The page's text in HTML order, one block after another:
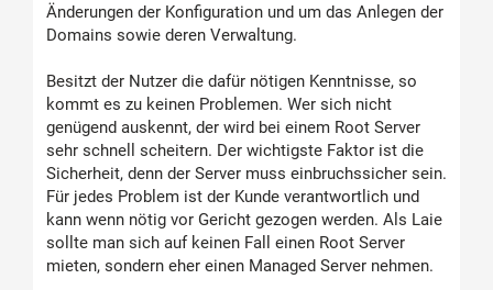
Änderungen der Konfiguration und um das Anlegen der
Domains sowie deren Verwaltung.
Besitzt der Nutzer die dafür nötigen Kenntnisse, so
kommt es zu keinen Problemen. Wer sich nicht
genügend auskennt, der wird bei einem Root Server
sehr schnell scheitern. Der wichtigste Faktor ist die
Sicherheit, denn der Server muss einbruchssicher sein.
Für jedes Problem ist der Kunde verantwortlich und
kann wenn nötig vor Gericht gezogen werden. Als Laie
sollte man sich auf keinen Fall einen Root Server
mieten, sondern eher einen Managed Server nehmen.